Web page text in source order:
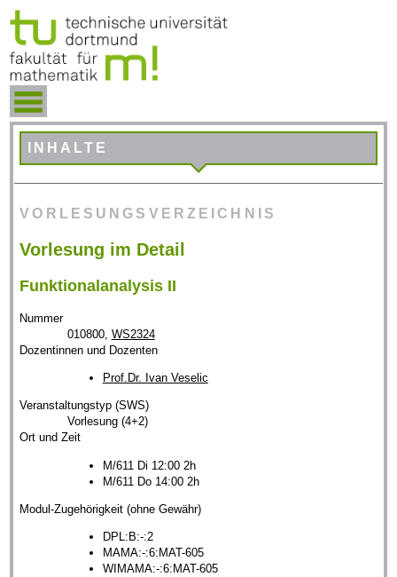
INHALTE
VORLESUNGSVERZEICHNIS
Vorlesung im Detail
Funktionalanalysis II
Nummer
010800, WS2324
Dozentinnen und Dozenten
Prof.Dr. Ivan Veselic
Veranstaltungstyp (SWS)
Vorlesung (4+2)
Ort und Zeit
M/611 Di 12:00 2h
M/611 Do 14:00 2h
Modul-Zugehörigkeit (ohne Gewähr)
DPL:B:-:2
MAMA:-:6:MAT-605
WIMAMA:-:6:MAT-605